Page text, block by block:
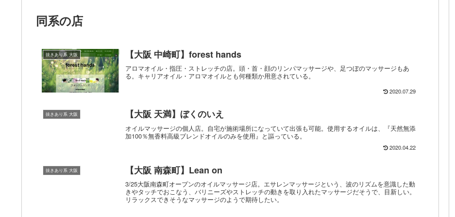
同系の店
抜きあり系 大阪 【大阪 中崎町】forest hands
アロマオイル・指圧・ストレッチの店。頭・首・顔のリンパマッサージや、足つぼのマッサージもあ
る。キャリアオイル・アロマオイルとも何種類か用意されている。
2020.07.29
抜きあり系 大阪 【大阪 天満】ぼくのいえ
オイルマッサージの個人店。自宅が施術場所になっていて出張も可能。使用するオイルは、『天然無添
加100％無香料高級ブレンドオイルのみを使用』と謳っている。
2020.04.22
抜きあり系 大阪 【大阪 南森町】Lean on
3/25大阪南森町オープンのオイルマッサージ店。エサレンマッサージという、波のリズムを意識した動
きやタッチでおこなう、バリニーズやストレッチの動きを取り入れたマッサージだそうで、目新しい。
リラックスできそうなマッサージのようで期待したい。